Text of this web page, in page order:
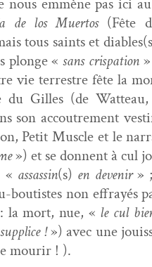
nous emmène pas ici
de los Muer­tos(Fête
tous saints et
plonge «sans crispa­tion
vie ter­restre fête la
du Gilles (de
son accou­trement
Petit Mus­cle et le
») et se don­nent à cul
« assas­sin(s) en devenir» ;
boutistes non effrayés
la mort, nue, « le cul
!») avec une
mourir ! ).